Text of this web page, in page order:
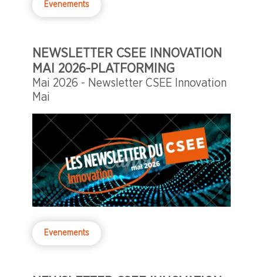
Evenements
NEWSLETTER CSEE INNOVATION
MAI 2026-PLATFORMING
Mai 2026 - Newsletter CSEE Innovation
Mai
Evenements